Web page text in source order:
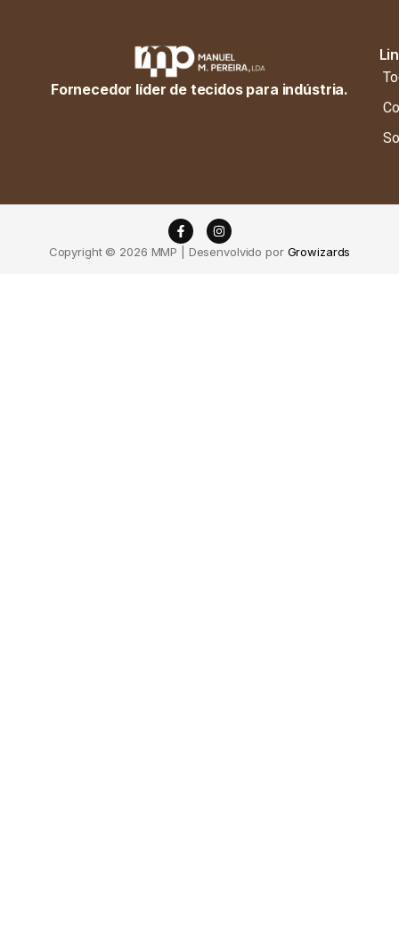
Fornecedor líder de tecidos para indústria.
Copyright © 2026 MMP | Desenvolvido por Growizards